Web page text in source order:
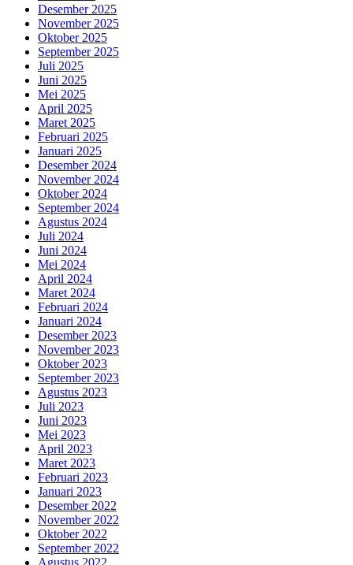
Desember 2025
November 2025
Oktober 2025
September 2025
Juli 2025
Juni 2025
Mei 2025
April 2025
Maret 2025
Februari 2025
Januari 2025
Desember 2024
November 2024
Oktober 2024
September 2024
Agustus 2024
Juli 2024
Juni 2024
Mei 2024
April 2024
Maret 2024
Februari 2024
Januari 2024
Desember 2023
November 2023
Oktober 2023
September 2023
Agustus 2023
Juli 2023
Juni 2023
Mei 2023
April 2023
Maret 2023
Februari 2023
Januari 2023
Desember 2022
November 2022
Oktober 2022
September 2022